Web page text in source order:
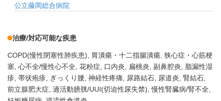
公立藤岡総合病院
治療/対応可能な疾患
COPD(慢性閉塞性肺疾患) 胃潰瘍・十二指腸潰瘍 狭心症・心筋梗
塞 心不全/慢性心不全 花粉症 口内炎 扁桃炎 副鼻腔炎
脂漏性湿
疹 帯状疱疹 ぎっくり腰 神経性疼痛 尿路結石 尿道炎 腎結石
前立腺肥大症 過活動膀胱/UUI(切迫性尿失禁) 慢性腎臓病/腎不全